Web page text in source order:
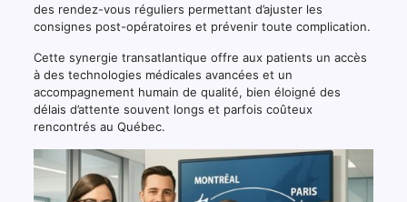
des rendez-vous réguliers permettant d’ajuster les
consignes post-opératoires et prévenir toute complication.
Cette synergie transatlantique offre aux patients un accès
à des technologies médicales avancées et un
accompagnement humain de qualité, bien éloigné des
délais d’attente souvent longs et parfois coûteux
rencontrés au Québec.